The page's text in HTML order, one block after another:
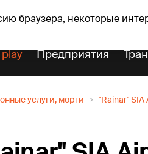
браузера, некоторые
Madars Прогноз погоды
play Предприятия
услуги, морги "Rainar"